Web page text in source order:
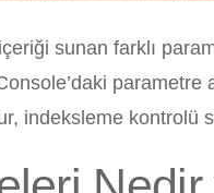
sunan farklı
parametre
indeksleme kontrolü